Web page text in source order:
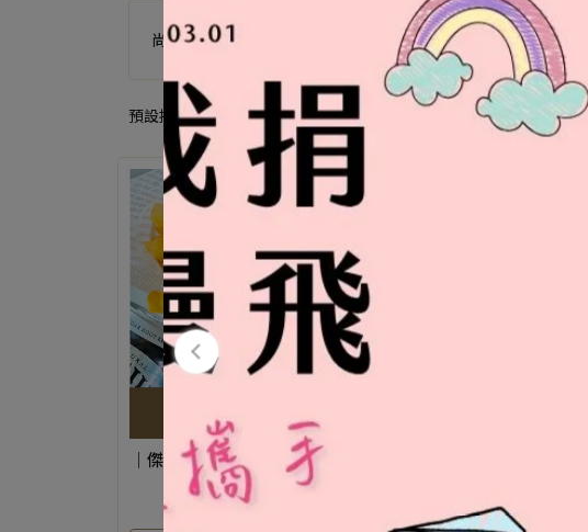
尚未選購商品
預設排序
｜傑克夫妻兩個娃 ×彌菓｜脆薯恰恰
【 全素 】
NT$128
｜主夫尼克 ×彌